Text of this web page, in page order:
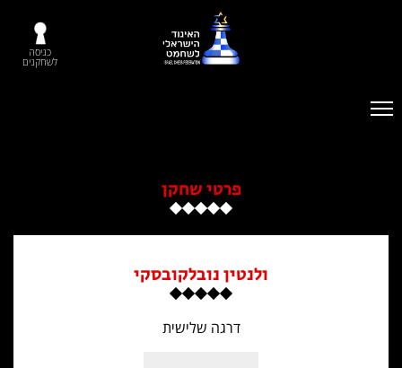
כניסה
לשחקנים
פרטי שחקן
ולנטין נובלקובסקי
דרגה שלישית